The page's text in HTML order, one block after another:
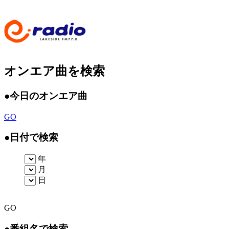
オンエア曲を検索
●今日のオンエア曲
GO
● 日付で検索
年
月
日
GO